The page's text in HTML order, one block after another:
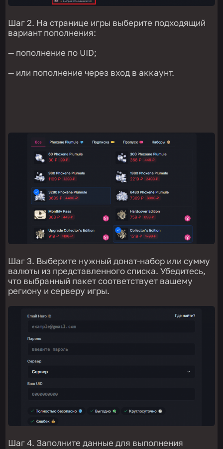
Шаг 2. На странице игры выберите подходящий
вариант пополнения:
— пополнение по UID;
— или пополнение через вход в аккаунт.
Шаг 3. Выберите нужный донат-набор или сумму
валюты из представленного списка. Убедитесь,
что выбранный пакет соответствует вашему
региону и серверу игры.
Шаг 4. Заполните данные для выполнения